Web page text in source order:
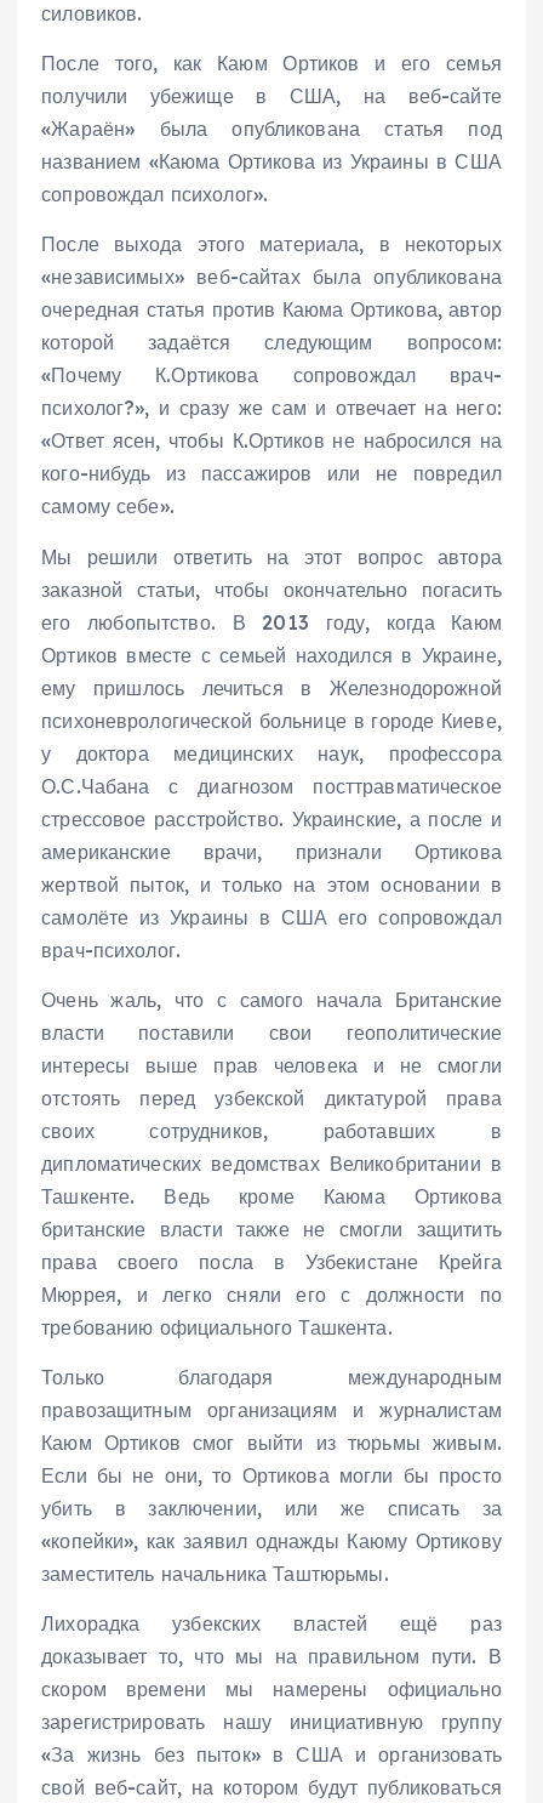
силовиков.
После того, как Каюм Ортиков и его семья
получили убежище в США, на веб-сайте
«Жараён» была опубликована статья под
названием «Каюма Ортикова из Украины в США
сопровождал психолог».
После выхода этого материала, в некоторых
«независимых» веб-сайтах была опубликована
очередная статья против Каюма Ортикова, автор
которой задаётся следующим вопросом:
«Почему К.Ортикова сопровождал врач-
психолог?», и сразу же сам и отвечает на него:
«Ответ ясен, чтобы К.Ортиков не набросился на
кого-нибудь из пассажиров или не повредил
самому себе».
Мы решили ответить на этот вопрос автора
заказной статьи, чтобы окончательно погасить
его любопытство. В 2013 году, когда Каюм
Ортиков вместе с семьей находился в Украине,
ему пришлось лечиться в Железнодорожной
психоневрологической больнице в городе Киеве,
у доктора медицинских наук, профессора
О.С.Чабана с диагнозом посттравматическое
стрессовое расстройство. Украинские, а после и
американские врачи, признали Ортикова
жертвой пыток, и только на этом основании в
самолёте из Украины в США его сопровождал
врач-психолог.
Очень жаль, что с самого начала Британские
власти поставили свои геополитические
интересы выше прав человека и не смогли
отстоять перед узбекской диктатурой права
своих сотрудников, работавших в
дипломатических ведомствах Великобритании в
Ташкенте. Ведь кроме Каюма Ортикова
британские власти также не смогли защитить
права своего посла в Узбекистане Крейга
Мюррея, и легко сняли его с должности по
требованию официального Ташкента.
Только благодаря международным
правозащитным организациям и журналистам
Каюм Ортиков смог выйти из тюрьмы живым.
Если бы не они, то Ортикова могли бы просто
убить в заключении, или же списать за
«копейки», как заявил однажды Каюму Ортикову
заместитель начальника Таштюрьмы.
Лихорадка узбекских властей ещё раз
доказывает то, что мы на правильном пути. В
скором времени мы намерены официально
зарегистрировать нашу инициативную группу
«За жизнь без пыток» в США и организовать
свой веб-сайт, на котором будут публиковаться